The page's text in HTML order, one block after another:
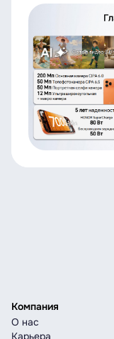
Компания
О нас
Карьера